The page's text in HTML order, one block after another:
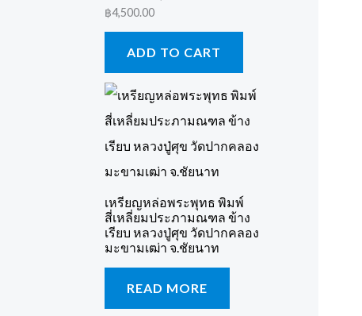
฿4,500.00
ADD TO CART
เหรียญหล่อพระพุทธ พิมพ์
สี่เหลี่ยมประภามณฑล ข้าง
เรียบ หลวงปู่ศุข วัดปากคลอง
มะขามเฒ่า จ.ชัยนาท
READ MORE